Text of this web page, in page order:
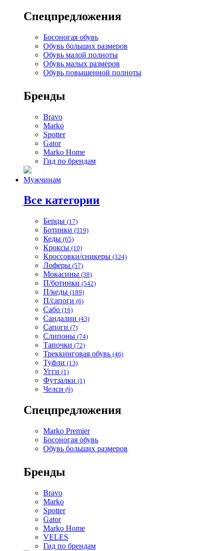
Спецпредложения
Босоногая обувь
Обувь больших размеров
Обувь малой полноты
Обувь малых размеров
Обувь повышенной полноты
Бренды
Bravo
Marko
Spotter
Gator
Marko Home
Гид по брендам
Мужчинам
Все категории
Берцы (17)
Ботинки (319)
Кеды (65)
Кроксы (10)
Кроссовки/сникеры (324)
Лоферы (57)
Мокасины (38)
П/ботинки (542)
П/кеды (189)
П/сапоги (6)
Сабо (16)
Сандалии (43)
Сапоги (7)
Слипоны (74)
Тапочки (72)
Треккинговая обувь (46)
Туфли (13)
Угги (1)
Футзалки (1)
Челси (9)
Спецпредложения
Marko Premier
Босоногая обувь
Обувь больших размеров
Бренды
Bravo
Marko
Spotter
Gator
Marko Home
VELES
Гид по брендам